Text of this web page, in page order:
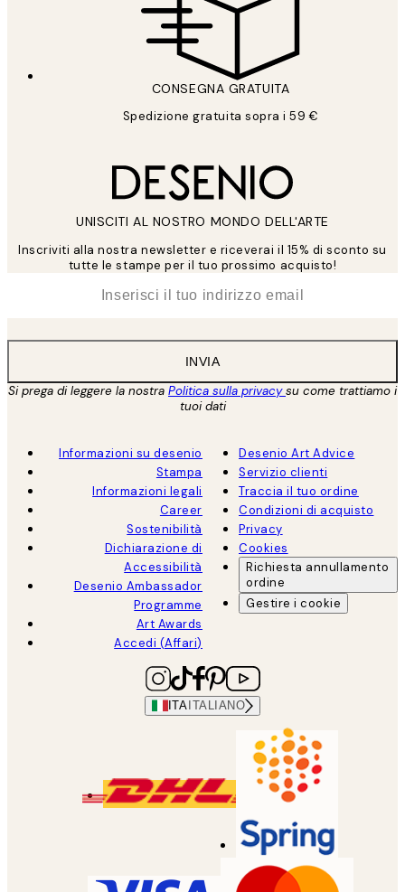
CONSEGNA GRATUITA
Spedizione gratuita sopra i 59 €
UNISCITI AL NOSTRO MONDO DELL'ARTE
Inscriviti alla nostra newsletter e riceverai il 15% di sconto su
tutte le stampe per il tuo prossimo acquisto!
INVIA
Si prega di leggere la nostra Politica sulla privacysu come trattiamo i
tuoi dati
Informazioni su desenio
Stampa
Informazioni legali
Career
Sostenibilità
Dichiarazione di
Accessibilità
Desenio Ambassador
Programme
Art Awards
Accedi (Affari)
Desenio Art Advice
Servizio clienti
Traccia il tuo ordine
Condizioni di acquisto
Privacy
Cookies
Richiesta annullamento
ordine
Gestire i cookie
ITA ITALIANO